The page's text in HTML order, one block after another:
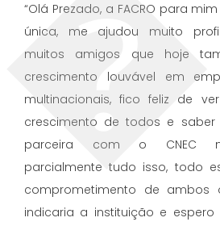
“Olá Prezado, a FACRO para
única, me ajudou muito
muitos amigos que hoje
crescimento louvável em
multinacionais, fico feliz de
crescimento de todos e
parceira com o CNEC
parcialmente tudo isso, todo
comprometimento de ambos
indicaria a instituição e